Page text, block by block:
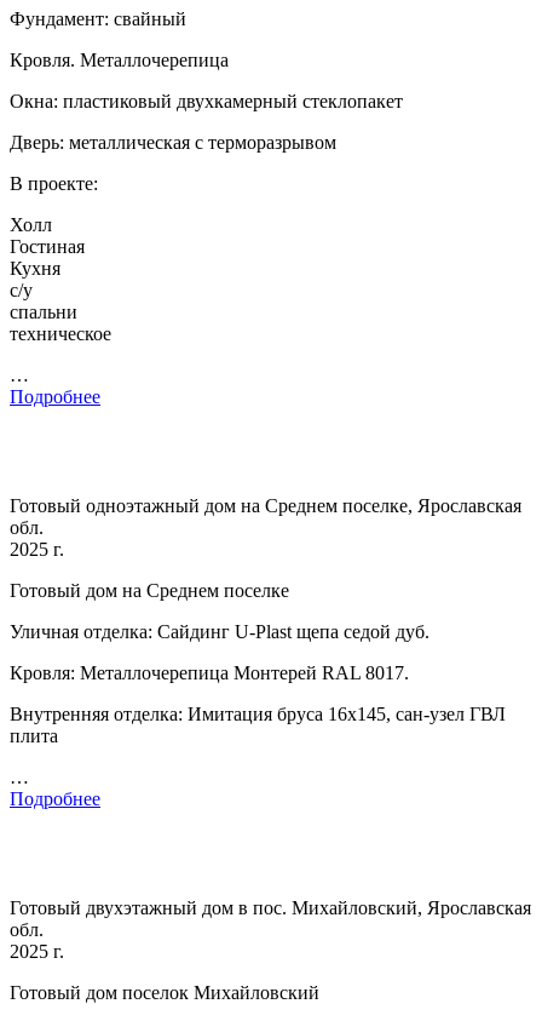
Фундамент: свайный
Кровля. Металлочерепица
Окна: пластиковый двухкамерный стеклопакет
Дверь: металлическая с терморазрывом
В проекте:
Холл
Гостиная
Кухня
с/у
спальни
техническое
…
Подробнее
Готовый одноэтажный дом на Среднем поселке, Ярославская
обл.
2025 г.
Готовый дом на Среднем поселке
Уличная отделка: Сайдинг U-Plast щепа седой дуб.
Кровля: Металлочерепица Монтерей RAL 8017.
Внутренняя отделка: Имитация бруса 16х145, сан-узел ГВЛ
плита
…
Подробнее
Готовый двухэтажный дом в пос. Михайловский, Ярославская
обл.
2025 г.
Готовый дом поселок Михайловский